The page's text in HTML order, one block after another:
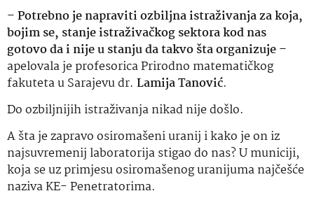
–Potrebno je napraviti ozbiljna istraživanja za koja,
bojim se, stanje istraživačkog sektora kod nas
gotovo da i nije u stanju da takvo šta organizuje–
apelovala je profesorica Prirodno matematičkog
fakuteta u Sarajevu dr. Lamija Tanović.
Do ozbiljnijih istraživanja nikad nije došlo.
A šta je zapravo osiromašeni uranij i kako je on iz
najsuvremenij laboratorija stigao do nas? U municiji,
koja se uz primjesu osiromašenog uranijuma najčešće
naziva KE- Penetratorima.